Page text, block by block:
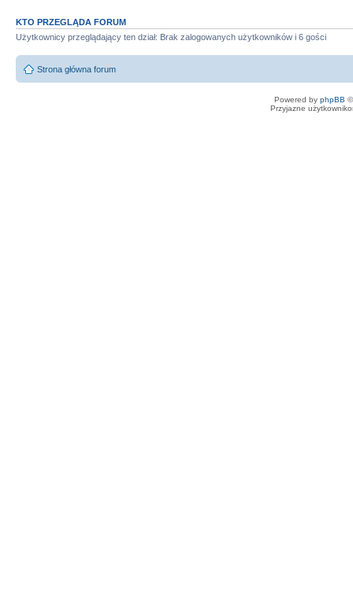
KTO PRZEGLĄDA FORUM
Użytkownicy przeglądający ten dział: Brak zalogowanych użytkowników i 6 gości
Strona główna forum
Powered by phpBB
Przyjazne